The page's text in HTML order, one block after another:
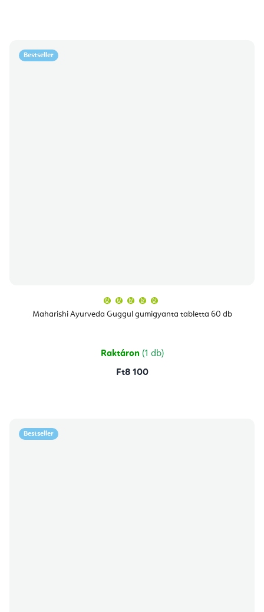
Bestseller
Maharishi Ayurveda Guggul gumigyanta tabletta 60 db
átlagos
értékelése
csillag.
Raktáron (1 db)
Ft8 100
Bestseller